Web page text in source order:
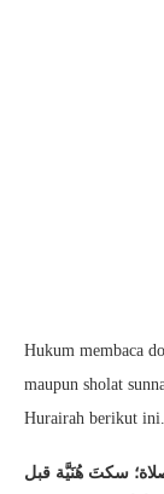
Hukum membaca
maupun sholat
Hurairah berikut ini.
سكتَ هُنَيَّة قبل